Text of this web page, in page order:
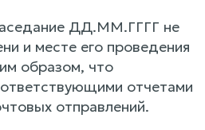
ДД.ММ.ГГГГ не
и месте его проведения
образом, что
отчетами
отправлений.